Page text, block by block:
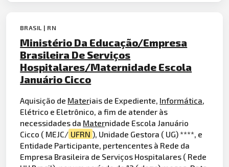
BRASIL | RN
Ministério Da Educação/Empresa
Brasileira De Serviços
Hospitalares/Maternidade Escola
Januário Cicco
Aquisição de Materiais de Expediente, Informática
Elétrico e Eletrônico, a fim de atender às
necessidades da Maternidade Escola Januário
Cicco ( MEJC/ UFRN ), Unidade Gestora ( UG) ****, e
Entidade Participante, pertencentes à Rede da
Empresa Brasileira de Serviços Hospitalares ( Rede